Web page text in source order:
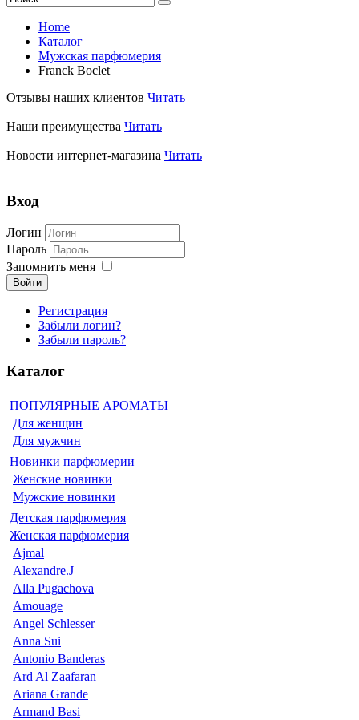
Home
Каталог
Мужская парфюмерия
Franck Boclet
Отзывы наших клиентов Читать
Наши преимущества Читать
Новости интернет-магазина Читать
Вход
Логин
Пароль
Запомнить меня
Войти
Регистрация
Забыли логин?
Забыли пароль?
Каталог
ПОПУЛЯРНЫЕ АРОМАТЫ
Для женщин
Для мужчин
Новинки парфюмерии
Женские новинки
Мужские новинки
Детская парфюмерия
Женская парфюмерия
Ajmal
Alexandre.J
Alla Pugachova
Amouage
Angel Schlesser
Anna Sui
Antonio Banderas
Ard Al Zaafaran
Ariana Grande
Armand Basi